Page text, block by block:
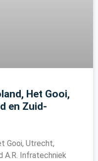
Het Gooi,
en Zuid-
Gooi, Utrecht,
A.R. Infratechniek